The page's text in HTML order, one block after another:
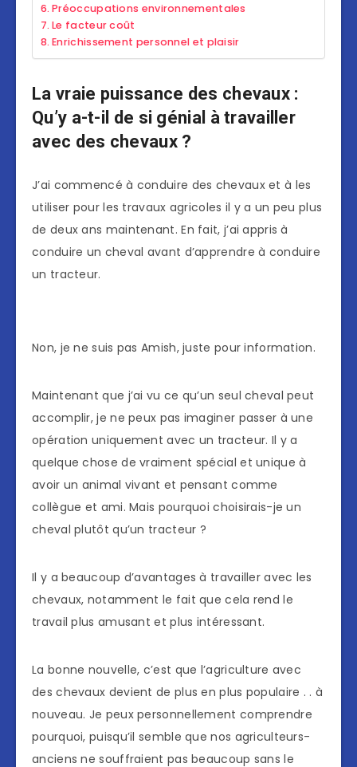
Préoccupations environnementales
Le facteur coût
Enrichissement personnel et plaisir
La vraie puissance des chevaux :
Qu’y a-t-il de si génial à travailler
avec des chevaux ?
J’ai commencé à conduire des chevaux et à les
utiliser pour les travaux agricoles il y a un peu plus
de deux ans maintenant. En fait, j’ai appris à
conduire un cheval avant d’apprendre à conduire
un tracteur.
Non, je ne suis pas Amish, juste pour information.
Maintenant que j’ai vu ce qu’un seul cheval peut
accomplir, je ne peux pas imaginer passer à une
opération uniquement avec un tracteur. Il y a
quelque chose de vraiment spécial et unique à
avoir un animal vivant et pensant comme
collègue et ami. Mais pourquoi choisirais-je un
cheval plutôt qu’un tracteur ?
Il y a beaucoup d’avantages à travailler avec les
chevaux, notamment le fait que cela rend le
travail plus amusant et plus intéressant.
La bonne nouvelle, c’est que l’agriculture avec
des chevaux devient de plus en plus populaire . . à
nouveau. Je peux personnellement comprendre
pourquoi, puisqu’il semble que nos agriculteurs-
anciens ne souffraient pas beaucoup sans le